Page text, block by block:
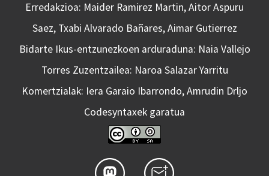
Erredakzioa: Maider Ramirez Martin, Aitor Aspuru
Saez, Txabi Alvarado Bañares, Aimar Gutierrez
Bidarte Ikus-entzunezkoen arduraduna: Naia Vallejo
Torres Zuzentzailea: Naroa Salazar Yarritu
Komertzialak: Iera Garaio Ibarrondo, Amrudin Drljo
Codesyntaxek garatua